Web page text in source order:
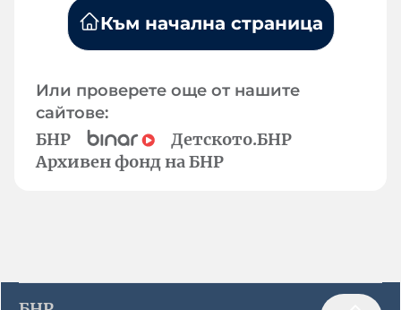
Към начална страница
Или проверете още от нашите
сайтове:
БНР
Детското.БНР
Архивен фонд на БНР